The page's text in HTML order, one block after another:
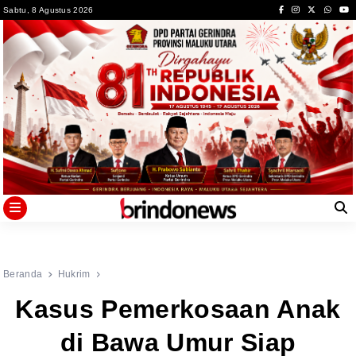
to
content
Sabtu, 8 Agustus 2026
Beranda Hukrim
Kasus Pemerkosaan Anak
di Bawa Umur Siap